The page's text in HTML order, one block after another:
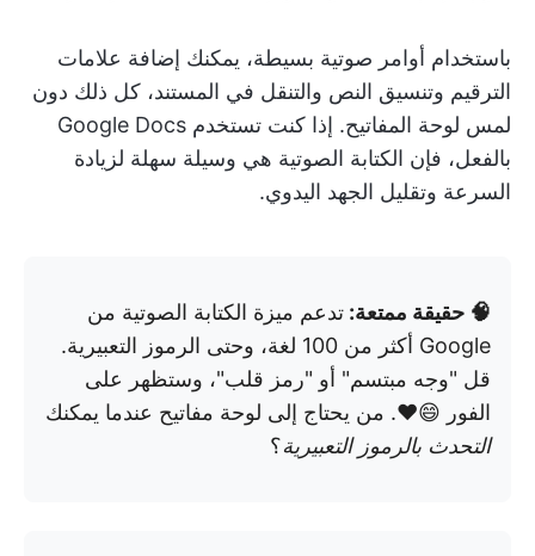
باستخدام أوامر صوتية بسيطة، يمكنك إضافة علامات
الترقيم وتنسيق النص والتنقل في المستند، كل ذلك دون
لمس لوحة المفاتيح. إذا كنت تستخدم Google Docs
بالفعل، فإن الكتابة الصوتية هي وسيلة سهلة لزيادة
السرعة وتقليل الجهد اليدوي.
🧠 حقيقة ممتعة: تدعم ميزة الكتابة الصوتية من
Google أكثر من 100 لغة، وحتى الرموز التعبيرية.
قل "وجه مبتسم" أو "رمز قلب"، وستظهر على
الفور 😄❤️. من يحتاج إلى لوحة مفاتيح عندما يمكنك
التحدث بالرموز التعبيرية؟